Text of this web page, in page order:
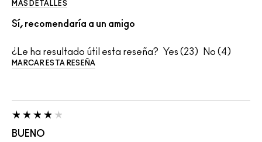
MÁS DETALLES
Sí, recomendaría a un amigo
¿Le ha resultado útil esta reseña? 23 4
MARCAR ESTA RESEÑA
BUENO